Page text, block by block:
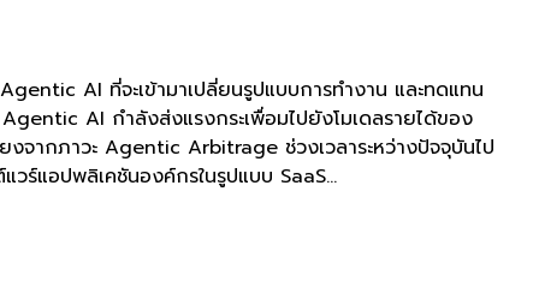
AI ที่จะเข้ามาเปลี่ยนรูปแบบการทำงาน และทดแทน
AI กำลังส่งแรงกระเพื่อมไปยังโมเดลรายได้ของ
จากภาวะ Agentic Arbitrage ช่วงเวลาระหว่างปัจจุบันไป
ร์แอปพลิเคชันองค์กรในรูปแบบ SaaS...